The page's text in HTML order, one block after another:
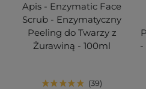
Apis - Enzymatic Face
Scrub - Enzymatyczny
Peeling do Twarzy z
Żurawiną - 100ml
39
-